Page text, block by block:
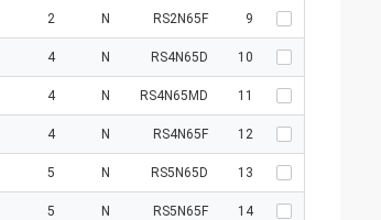
9
RS2N65F
N
2
10
RS4N65D
N
4
11
RS4N65MD
N
4
12
RS4N65F
N
4
13
RS5N65D
N
5
14
RS5N65F
N
5